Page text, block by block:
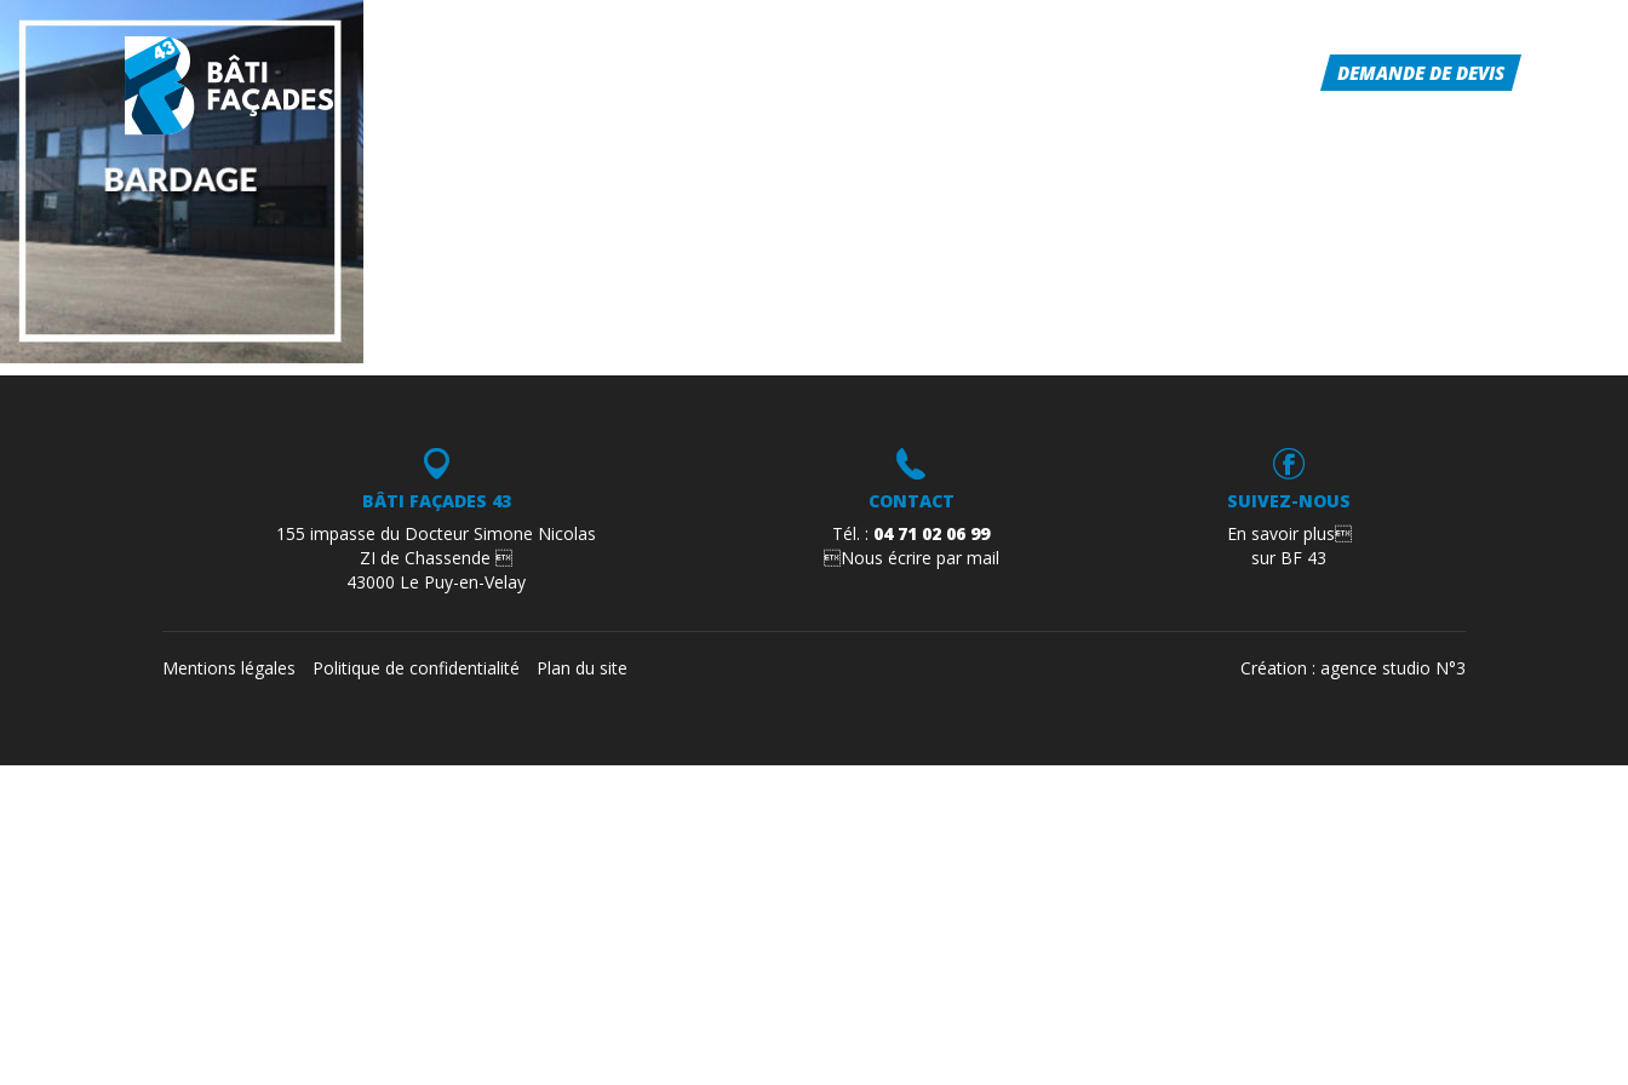
DEMANDE DE DEVIS
BÂTI FAÇADES 43
155 impasse du Docteur Simone Nicolas
ZI de Chassende 
43000 Le Puy-en-Velay
CONTACT
Tél. : 04 71 02 06 99
Nous écrire par mail
SUIVEZ-NOUS
En savoir plus
sur BF 43
Mentions légales Politique de confidentialité Plan du site Création : agence studio N°3